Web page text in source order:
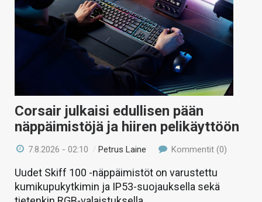
Corsair julkaisi edullisen pään
näppäimistöjä ja hiiren pelikäyttöön
7.8.2026 - 02:10 /Petrus Laine Kommentit (0)
Uudet Skiff 100 -näppäimistöt on varustettu
kumikupukytkimin ja IP53-suojauksella sekä